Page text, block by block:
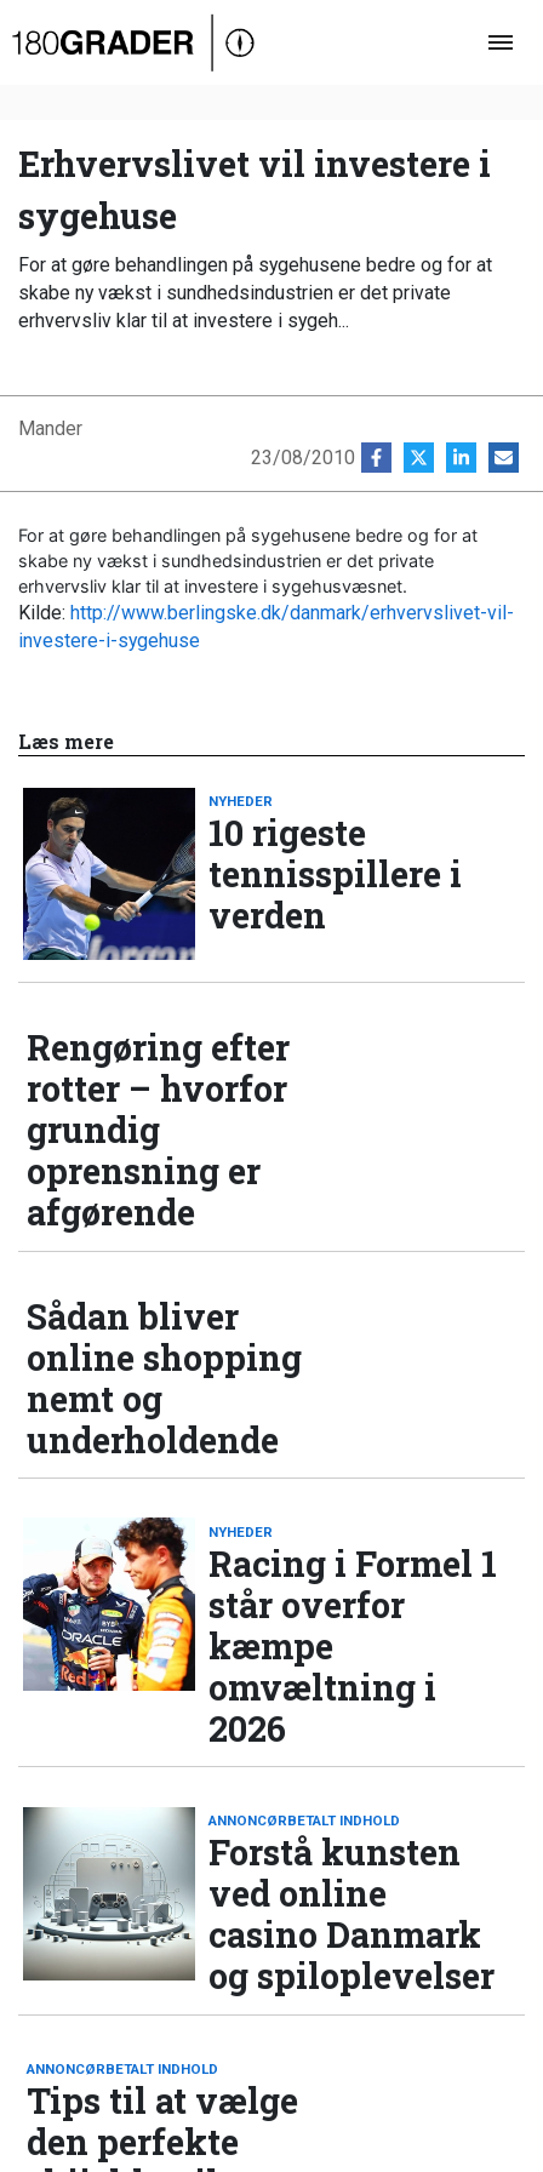
Oversigt
Debat
Video
Podcast
Erhvervslivet vil investere i
sygehuse
For at gøre behandlingen på sygehusene bedre og for at
skabe ny vækst i sundhedsindustrien er det private
erhvervsliv klar til at investere i sygeh...
Mander
23/08/2010
For at gøre behandlingen på sygehusene bedre og for at
skabe ny vækst i sundhedsindustrien er det private
erhvervsliv klar til at investere i sygehusvæsnet.
Kilde: http://www.berlingske.dk/danmark/erhvervslivet-vil-
investere-i-sygehuse
Læs mere
NYHEDER
10 rigeste
tennisspillere i
verden
Rengøring efter
rotter – hvorfor
grundig
oprensning er
afgørende
Sådan bliver
online shopping
nemt og
underholdende
NYHEDER
Racing i Formel 1
står overfor
kæmpe
omvæltning i
2026
ANNONCØRBETALT INDHOLD
Forstå kunsten
ved online
casino Danmark
og spiloplevelser
ANNONCØRBETALT INDHOLD
Tips til at vælge
den perfekte